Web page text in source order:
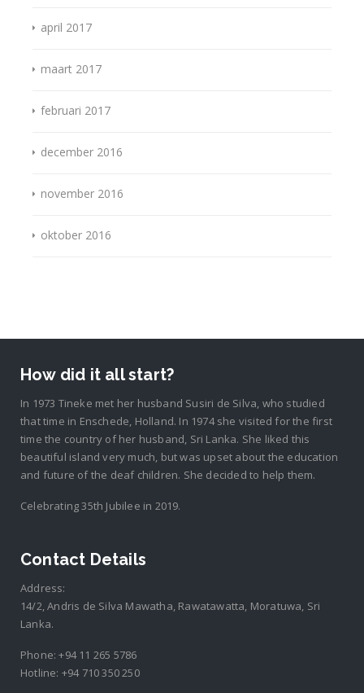
april 2017
maart 2017
februari 2017
december 2016
november 2016
oktober 2016
How did it all start?
In 1973 Tineke met her husband Susiri de Silva, who studied
that time in Enschede, Holland. In 1974 she visited for the first
time the country of her husband, Sri Lanka. She liked this
beautiful island very much, but was upset about the education
and future of the deaf children. She decided to help them.
Celebrating 35th Jubilee in 2019.
Contact Details
Address:
14/2, Andris de Silva Mawatha, Rawatawatta, Moratuwa, Sri
Lanka.
Phone:+94 11 265 5786
Hotline: +94 710 350 250